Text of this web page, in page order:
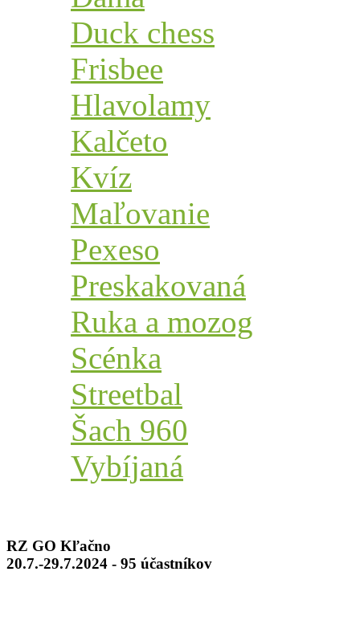
Duck chess
Frisbee
Hlavolamy
Kalčeto
Kvíz
Maľovanie
Pexeso
Preskakovaná
Ruka a mozog
Scénka
Streetbal
Šach 960
Vybíjaná
RZ GO Kľačno
20.7.-29.7.2024 - 95 účastníkov